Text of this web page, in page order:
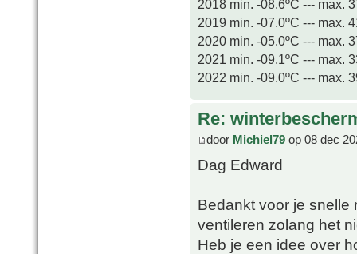
2018 min. -08.6ºC --- max.
2019 min. -07.0ºC --- max.
2020 min. -05.0ºC --- max.
2021 min. -09.1ºC --- max.
2022 min. -09.0ºC --- max.
Re:
door Michiel79 op 08 dec
Dag Edward
Bedankt voor je snelle
ventileren zolang het
Heb je een idee over